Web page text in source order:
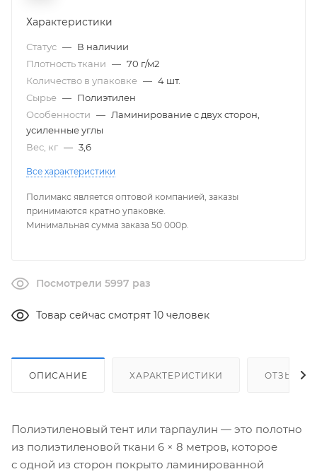
Характеристики
Статус — В наличии
Плотность ткани — 70 г/м2
Количество в упаковке — 4 шт.
Сырье — Полиэтилен
Особенности — Ламинирование с двух сторон,
усиленные углы
Вес, кг — 3,6
Все характеристики
Полимакс является оптовой компанией, заказы
принимаются кратно упаковке.
Минимальная сумма заказа 50 000р.
Посмотрели 5997 раз
Товар сейчас смотрят 10 человек
ОПИСАНИЕ ХАРАКТЕРИСТИКИ ОТЗЫВЫ
Полиэтиленовый тент или тарпаулин — это полотно
из полиэтиленовой ткани 6 × 8 метров, которое
с одной из сторон покрыто ламинированной